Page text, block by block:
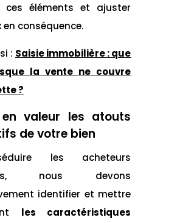
ces éléments et ajuster
en conséquence.
: Saisie immobilière : que
la vente ne couvre
?
valeur les atouts
de votre bien
les acheteurs
nous devons
identifier et mettre
les caractéristiques